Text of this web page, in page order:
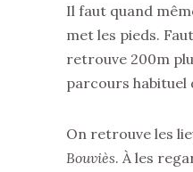
Il faut quand
met les pieds.
retrouve 200m
parcours habituel
On retrouve les
Bouviès. À les